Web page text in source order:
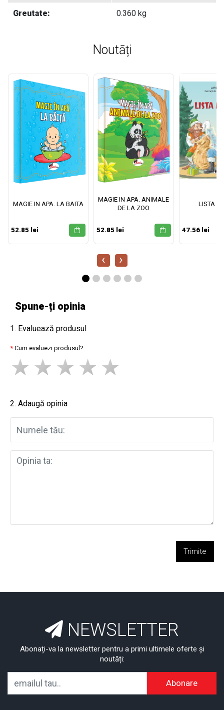
Greutate: 0.360 kg
Noutāți
MAGIE IN APA. LA BAITA
52.85 lei
MAGIE IN APA. ANIMALE
DE LA ZOO
52.85 lei
LISTA
47.56 lei
‹ ›
Spune-ți opinia
1. Evaluează produsul
Cum evaluezi produsul?
2. Adaugă opinia
Trimite
NEWSLETTER
Abonați-va la newsletter pentru a primi ultimele oferte și
noutăți:
Abonare